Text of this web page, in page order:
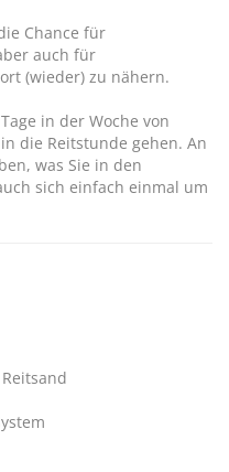
Chance für
auch für
(wieder) zu nähern.
in der Woche von
die Reitstunde gehen. An
was Sie in den
sich einfach einmal um